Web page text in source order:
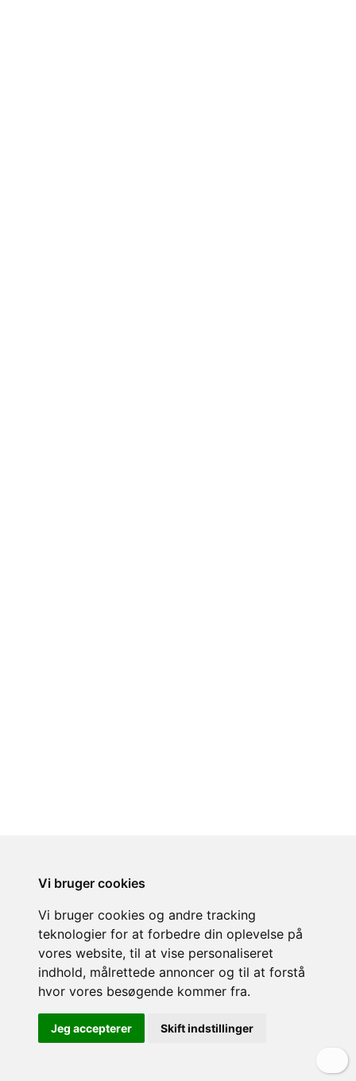
Vi bruger cookies
Vi bruger cookies og andre tracking
teknologier for at forbedre din oplevelse på
vores website, til at vise personaliseret
indhold, målrettede annoncer og til at forstå
hvor vores besøgende kommer fra.
Jeg accepterer Skift indstillinger